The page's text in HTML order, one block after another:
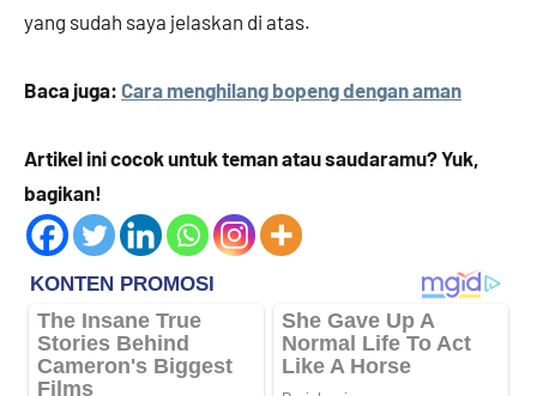
yang sudah saya jelaskan di atas.
Baca juga: Cara menghilang bopeng dengan aman
Artikel ini cocok untuk teman atau saudaramu? Yuk,
bagikan!